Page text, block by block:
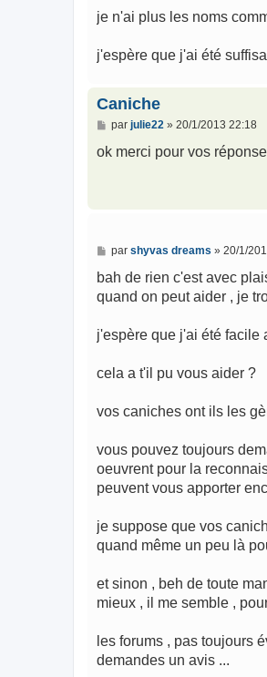
je n'ai plus les noms
j'espère que j'ai été
Caniche
M
s
par julie22» 20/1/2013 22:18
ok merci pour vos
M
s
a
par shyvas dreams » 20/1/
bah de rien c'est avec
quand on peut aider , je
j'espère que j'ai été facile
cela a t'il pu vous aider ?
vos caniches ont ils les
vous pouvez toujours
oeuvrent pour la
peuvent vous apporter
je suppose que vos
quand même un peu là
et sinon , beh de toute
mieux , il me semble ,
les forums , pas toujours
demandes un avis ...